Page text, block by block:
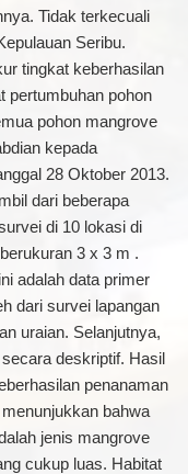
Tidak terkecuali
Seribu.
tingkat keberhasilan
pertumbuhan pohon
pohon mangrove
kepada
28 Oktober 2013.
dari beberapa
di 10 lokasi di
3 x 3 m .
adalah data primer
dari survei lapangan
uraian. Selanjutnya,
deskriptif. Hasil
penanaman
bahwa
jenis mangrove
cukup luas. Habitat